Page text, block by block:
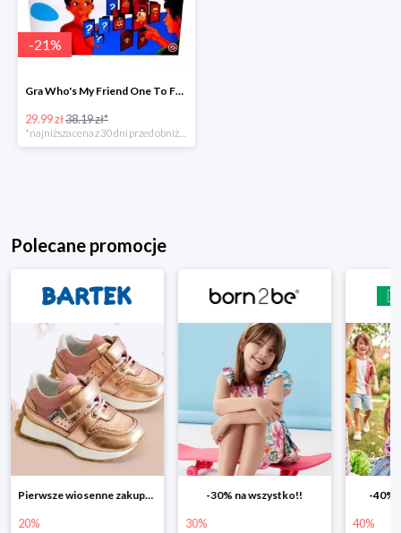
-21%
Gra Who's My Friend One To Fun w super cenie
29.99 zł38.19 zł*
Polecane promocje
-30% na wszystko!!
30%
-40% na drugą sztukę
40% 25%